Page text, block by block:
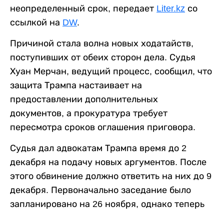
неопределенный срок, передает Liter.kz со
ссылкой на DW.
Причиной стала волна новых ходатайств,
поступивших от обеих сторон дела. Судья
Хуан Мерчан, ведущий процесс, сообщил, что
защита Трампа настаивает на
предоставлении дополнительных
документов, а прокуратура требует
пересмотра сроков оглашения приговора.
Судья дал адвокатам Трампа время до 2
декабря на подачу новых аргументов. После
этого обвинение должно ответить на них до 9
декабря. Первоначально заседание было
запланировано на 26 ноября, однако теперь